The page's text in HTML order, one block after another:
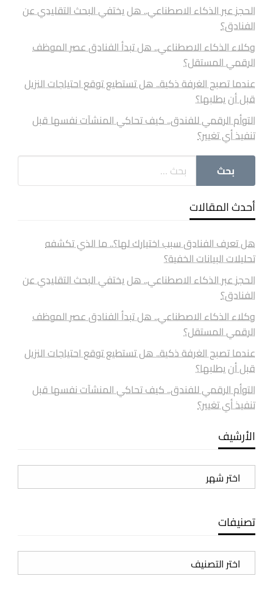
الحجز عبر الذكاء الاصطناعي.. هل يختفي البحث التقليدي عن
الفنادق؟
وكلاء الذكاء الاصطناعي.. هل تبدأ الفنادق عصر الموظف
الرقمي المستقل؟
عندما تصبح الغرفة ذكية.. هل تستطيع توقع احتياجات النزيل
قبل أن يطلبها؟
التوأم الرقمي للفندق.. كيف تحاكي المنشآت نفسها قبل
تنفيذ أي تغيير؟
أحدث المقالات
هل تعرف الفنادق سبب اختيارك لها؟.. ما الذي تكشفه
تحليلات البيانات الخفية؟
الحجز عبر الذكاء الاصطناعي.. هل يختفي البحث التقليدي عن
الفنادق؟
وكلاء الذكاء الاصطناعي.. هل تبدأ الفنادق عصر الموظف
الرقمي المستقل؟
عندما تصبح الغرفة ذكية.. هل تستطيع توقع احتياجات النزيل
قبل أن يطلبها؟
التوأم الرقمي للفندق.. كيف تحاكي المنشآت نفسها قبل
تنفيذ أي تغيير؟
الأرشيف
الأرشيف
تصنيفات
تصنيفات